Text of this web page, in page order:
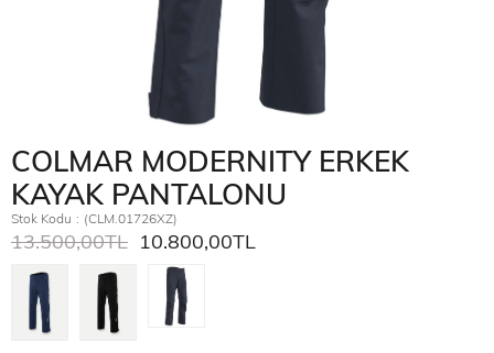
COLMAR MODERNITY ERKEK
KAYAK PANTALONU
Stok Kodu (CLM.01726XZ)
13.500,00TL 10.800,00TL